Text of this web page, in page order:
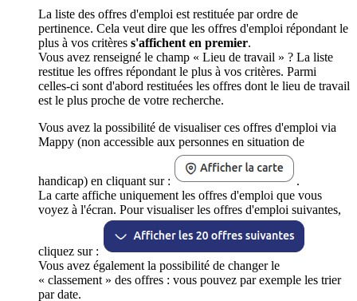
La liste des offres d'emploi est restituée par ordre de
pertinence. Cela veut dire que les offres d'emploi répondant le
plus à vos critères s'affichent en premier.
Vous avez renseigné le champ « Lieu de travail » ? La liste
restitue les offres répondant le plus à vos critères. Parmi
celles-ci sont d'abord restituées les offres dont le lieu de travail
est le plus proche de votre recherche.
Vous avez la possibilité de visualiser ces offres d'emploi via
Mappy (non accessible aux personnes en situation de
handicap) en cliquant sur :
.
La carte affiche uniquement les offres d'emploi que vous
voyez à l'écran. Pour visualiser les offres d'emploi suivantes,
cliquez sur :
Vous avez également la possibilité de changer le
« classement » des offres : vous pouvez par exemple les trier
par date.